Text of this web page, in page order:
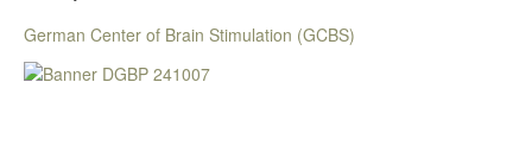
German Center of Brain Stimulation (GCBS)